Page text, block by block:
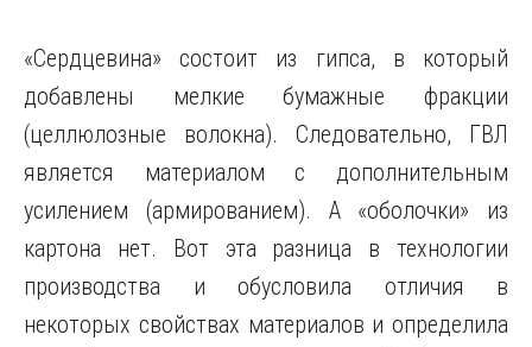
«Сердцевина» состоит из гипса, в который
добавлены мелкие бумажные фракции
(целлюлозные волокна). Следовательно, ГВЛ
является материалом с дополнительным
усилением (армированием). А «оболочки» из
картона нет. Вот эта разница в технологии
производства и обусловила отличия в
некоторых свойствах материалов и определила